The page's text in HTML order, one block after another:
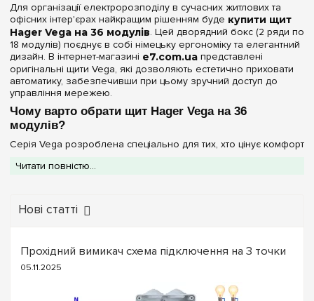
Для організації електророзподілу в сучасних житлових та
офісних інтер'єрах найкращим рішенням буде купити щит
Hager Vega на 36 модулів. Цей дворядний бокс (2 ряди по
18 модулів) поєднує в собі німецьку ергономіку та елегантний
дизайн. В інтернет-магазині e7.com.ua представлені
оригінальні щити Vega, які дозволяють естетично приховати
автоматику, забезпечивши при цьому зручний доступ до
управління мережею.
Чому варто обрати щит Hager Vega на 36
модулів?
Серія Vega розроблена спеціально для тих, хто цінує комфорт
Клеми PE+N у комплекті:
та якісний монтаж.
Варіативність дверцят:В асортименті представлені
моделі з
непрозорими
повністю приховують обладнання, зливаючись зі стіною.
Читати повністю...
Нові статті
Прохідний вимикач схема підключення на 3 точки
05.11.2025